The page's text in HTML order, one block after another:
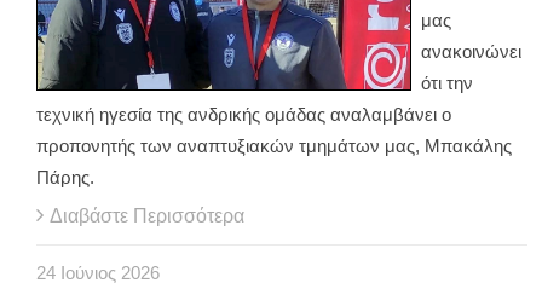
μας
ανακοινώνει
ότι την
τεχνική ηγεσία της ανδρικής ομάδας αναλαμβάνει ο
προπονητής των αναπτυξιακών τμημάτων μας, Μπακάλης
Πάρης.
Διαβάστε Περισσότερα
24 Ιούνιος 2026